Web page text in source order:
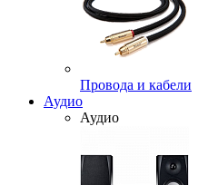
Провода и кабели
Аудио
Аудио